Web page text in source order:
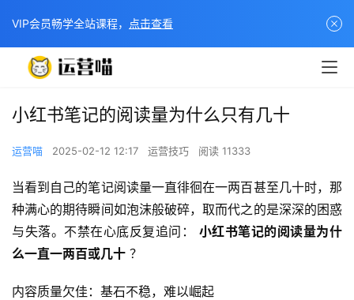
小红书笔记的阅读量为什么只有几十
运营喵 2025-02-12 12:17 运营技巧 阅读 11333
当看到自己的笔记阅读量一直徘徊在一两百甚至几十时，那
种满心的期待瞬间如泡沫般破碎，取而代之的是深深的困惑
与失落。不禁在心底反复追问： 小红书笔记的阅读量为什
么一直一两百或几十 ？
内容质量欠佳：基石不稳，难以崛起
VIP会员畅学全站课程， 点击查看